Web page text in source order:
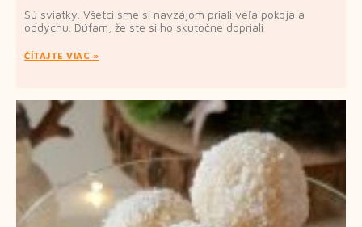
Sú sviatky. Všetci sme si navzájom priali veľa pokoja a
oddychu. Dúfam, že ste si ho skutočne dopriali
ČÍTAJTE VIAC »